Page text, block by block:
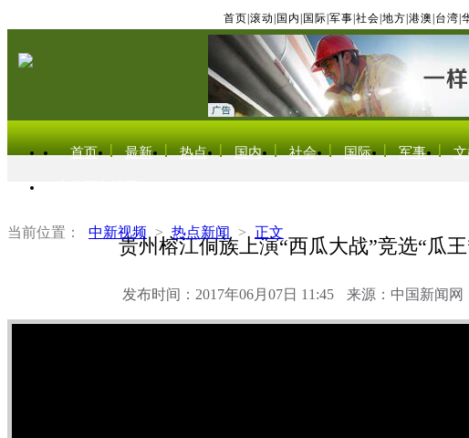
首页 滚动 国内 国际 军事 社会 地方 港澳 台湾
首页 最新 热点 国内 社会 国际 军事
当前位置： 中新视频 > 热点新闻 > 正文
贵州榕江侗族上演“西瓜大战”竞选“瓜王
发布时间：2017年06月07日 11:45 来源：中国新闻网